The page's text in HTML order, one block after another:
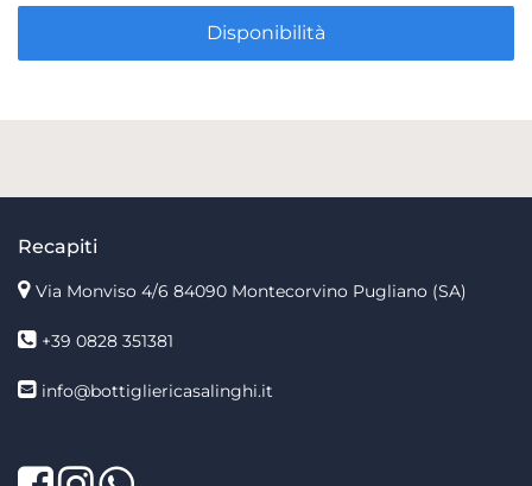
Disponibilità
Recapiti
Via Monviso 4/6 84090 Montecorvino Pugliano (SA)
+39 0828 351381
info@bottigliericasalinghi.it
Facebook
TwitterLinkedIn